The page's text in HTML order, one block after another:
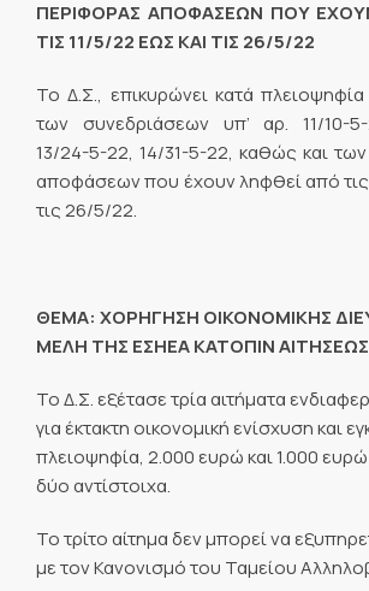
ΠΕΡΙΦΟΡΑΣ ΑΠΟΦΑΣΕΩΝ ΠΟΥ
ΤΙΣ 11/5/22 ΕΩΣ ΚΑΙ ΤΙΣ 26/5/22
Το Δ.Σ., επικυρώνει κατά
των συνεδριάσεων υπ’ αρ. 11/10-
13/24-5-22, 14/31-5-22, καθώς και
αποφάσεων που έχουν ληφθεί από
τις 26/5/22.
ΘΕΜΑ: ΧΟΡΗΓΗΣΗ ΟΙΚΟΝΟΜΙΚΗΣ
ΜΕΛΗ ΤΗΣ ΕΣΗΕΑ ΚΑΤΟΠΙΝ
Το Δ.Σ. εξέτασε τρία αιτήματα
για έκτακτη οικονομική ενίσχυση και
πλειοψηφία, 2.000 ευρώ και 1.000
δύο αντίστοιχα.
Το τρίτο αίτημα δεν μπορεί να
με τον Κανονισμό του Ταμείου